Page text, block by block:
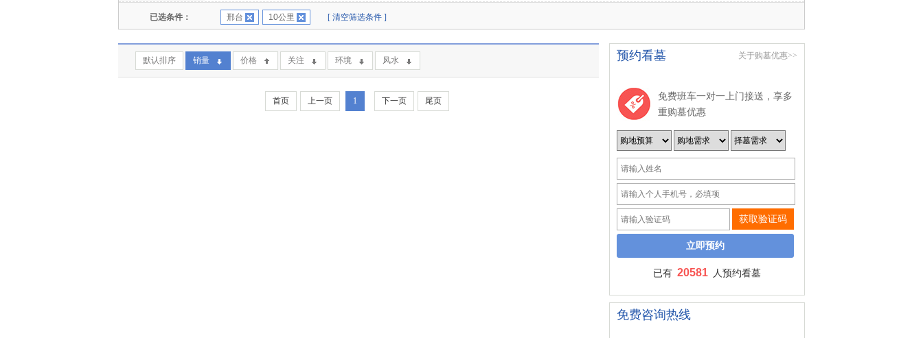
已选条件： 邢台 10公里 [ 清空筛选条件 ]
默认排序 销量 价格 关注 环境 风水
首页 上一页 1 下一页 尾页
预约看墓 关于购墓优惠>>
免费班车一对一上门接送，享多
重购墓优惠
获取验证码
已有 20581 人预约看墓
免费咨询热线